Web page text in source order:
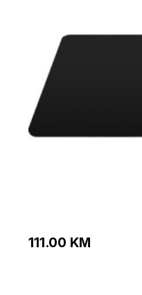
111.00 KM